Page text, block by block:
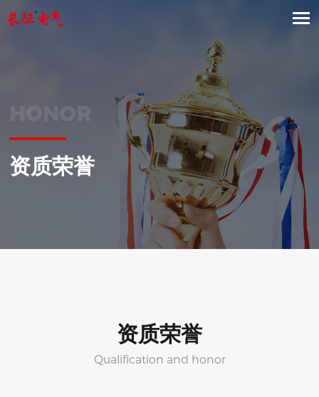
资质荣誉
资质荣誉
Qualification and honor